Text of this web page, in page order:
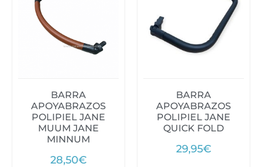
BARRA
APOYABRAZOS
POLIPIEL JANE
MUUM JANE
MINNUM
28,50€
BARRA
APOYABRAZOS
POLIPIEL JANE
QUICK FOLD
29,95€